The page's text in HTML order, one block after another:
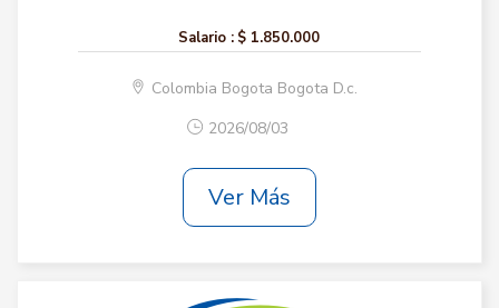
Salario : $ 1.850.000
Colombia Bogota Bogota D.c.
2026/08/03
Ver Más